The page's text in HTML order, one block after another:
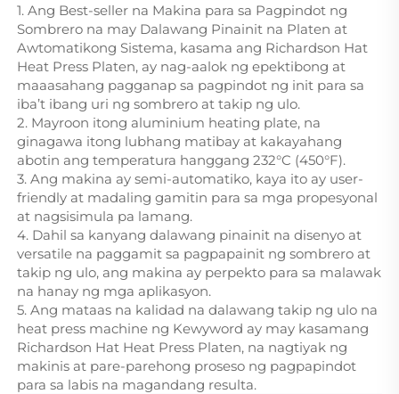
1. Ang Best-seller na Makina para sa Pagpindot ng
Sombrero na may Dalawang Pinainit na Platen at
Awtomatikong Sistema, kasama ang Richardson Hat
Heat Press Platen, ay nag-aalok ng epektibong at
maaasahang pagganap sa pagpindot ng init para sa
iba’t ibang uri ng sombrero at takip ng ulo.
2. Mayroon itong aluminium heating plate, na
ginagawa itong lubhang matibay at kakayahang
abotin ang temperatura hanggang 232°C (450°F).
3. Ang makina ay semi-automatiko, kaya ito ay user-
friendly at madaling gamitin para sa mga propesyonal
at nagsisimula pa lamang.
4. Dahil sa kanyang dalawang pinainit na disenyo at
versatile na paggamit sa pagpapainit ng sombrero at
takip ng ulo, ang makina ay perpekto para sa malawak
na hanay ng mga aplikasyon.
5. Ang mataas na kalidad na dalawang takip ng ulo na
heat press machine ng Kewyword ay may kasamang
Richardson Hat Heat Press Platen, na nagtiyak ng
makinis at pare-parehong proseso ng pagpapindot
para sa labis na magandang resulta.